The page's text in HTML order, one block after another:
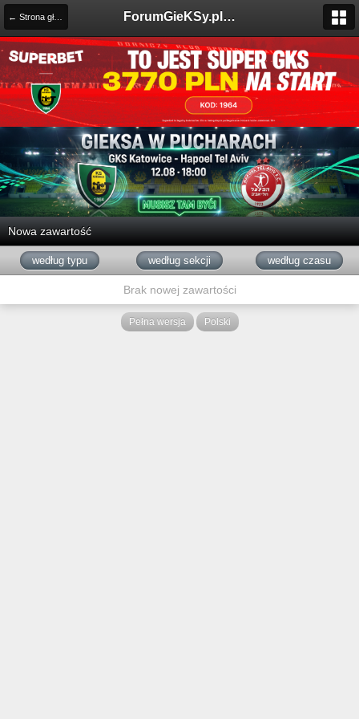
← Strona główna ForumGieKSy.pl - Oficjalne forum kibiców GKS Katowice
Nowa zawartość
według typu według sekcji według czasu
Brak nowej zawartości
Pełna wersja Polski